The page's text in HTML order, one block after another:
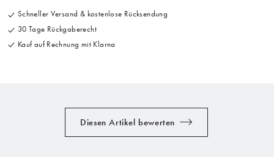
Schneller Versand & kostenlose Rücksendung
30 Tage Rückgaberecht
Kauf auf Rechnung mit Klarna
Diesen Artikel bewerten